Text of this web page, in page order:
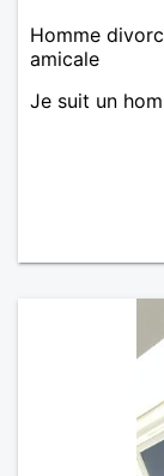
Homme
amicale
Je suit un